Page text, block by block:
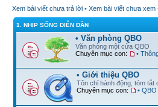
Xem bài viết chưa trả lời • Xem bài viết chưa xem
1. NHỊP SỐNG DIỄN ĐÀN
• Văn phòng QBO
Văn phòng một cửa QBO
Chuyên mục con:
•
• Giới thiệu QBO
Tôn chỉ hành động, tóm tắt
Chuyên mục con:
•